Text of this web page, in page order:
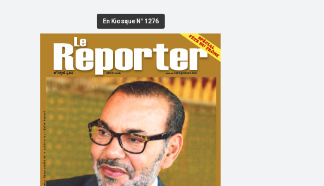
En Kiosque N° 1276